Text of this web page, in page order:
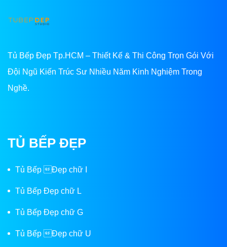
Tủ Bếp Đẹp Tp.HCM – Thiết Kế & Thi Công Trọn Gói Với
Đội Ngũ Kiến Trúc Sư Nhiều Năm Kinh Nghiệm Trong
Nghề.
TỦ BẾP ĐẸP
Tủ Bếp Đẹp chữ I
Tủ Bếp Đẹp chữ L
Tủ Bếp Đẹp chữ G
Tủ Bếp Đẹp chữ U